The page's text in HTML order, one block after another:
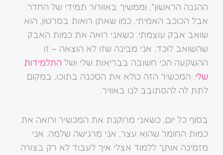
ההגנה הראשון", וממשיך באוורור תמידי של החדר.
אבל הכוכב האמיתי, כמו שאתן רואות בסרטון, הוא
שואב אבק עוצמתי. כשאני רואה את כמות האבק
שהשואב לוכד, אני מבינה שזו לא הוצאה – זו
ההשקעה הכי חשובה בבריאות שלי ושל התלמידות
שלי . המכשיר הזה כולא את הסכנה בתוכו, במקום
לתת לה להסתובב לנו באוויר.
בסוף כל יום, כשאני מרוקנת את המכשיר ורואה את
כמות החומר שהוא עצר, אני מרגישה שלמה. אני
מזמינה אותך ללמוד אצלי איך לעבוד לא רק בצורה